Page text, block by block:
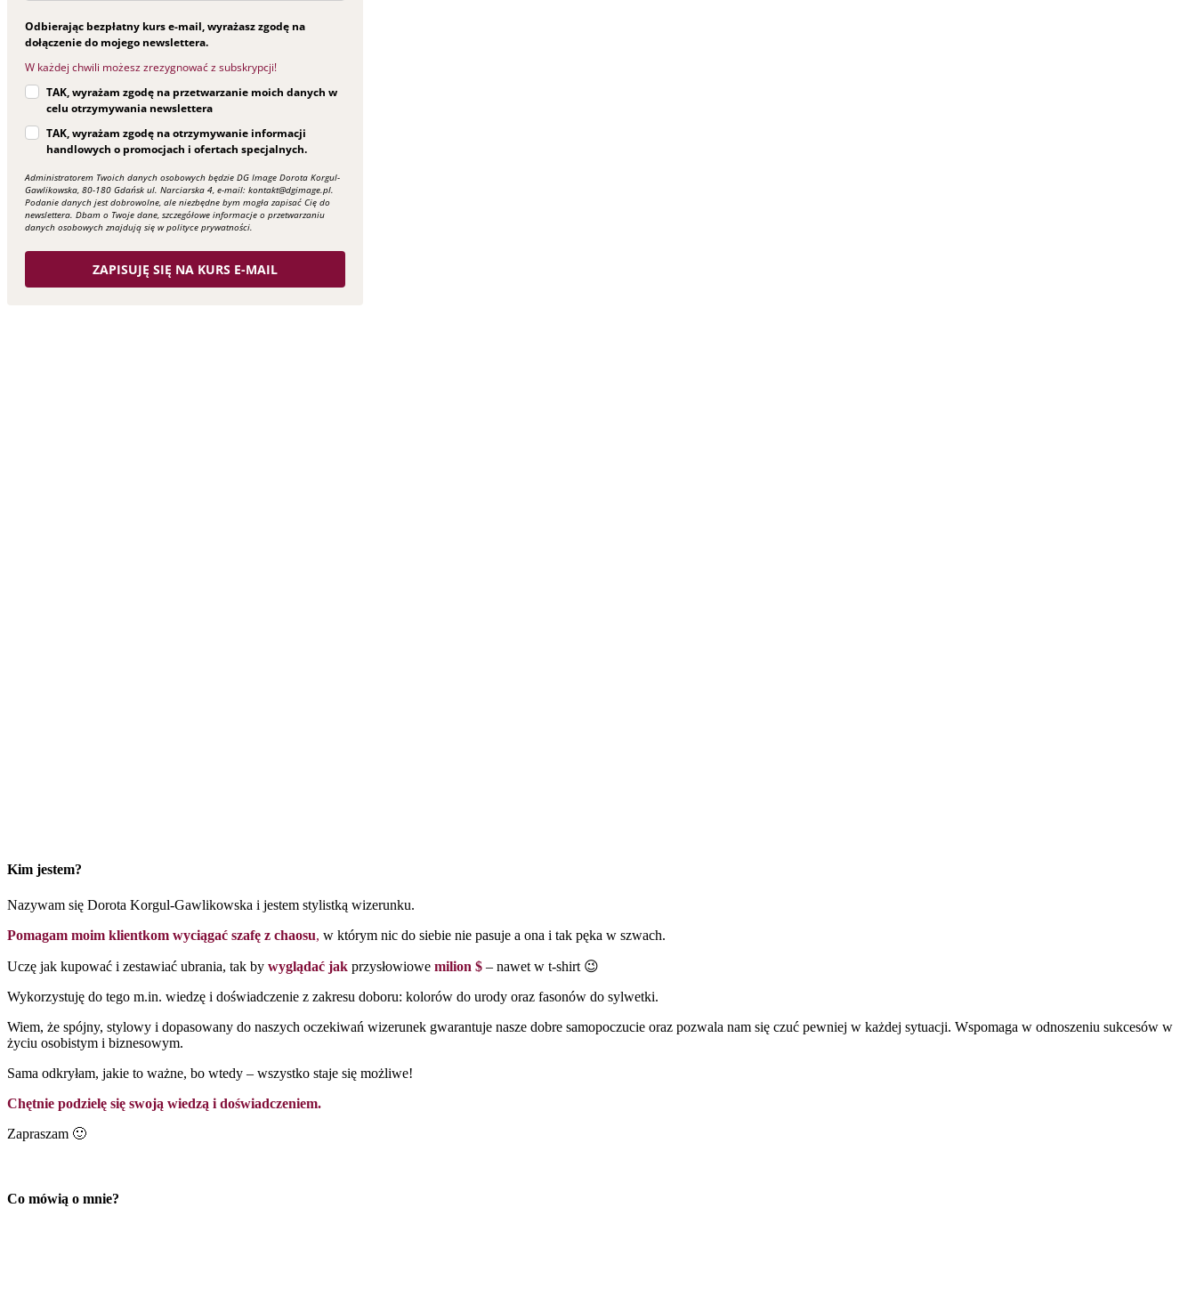
Odbierając bezpłatny kurs e-mail, wyrażasz zgodę na
dołączenie do mojego newslettera.
W każdej chwili możesz zrezygnować z subskrypcji!
TAK, wyrażam zgodę na przetwarzanie moich danych w
celu otrzymywania newslettera
TAK, wyrażam zgodę na otrzymywanie informacji
handlowych o promocjach i ofertach specjalnych.
Administratorem Twoich danych osobowych będzie DG Image Dorota Korgul-
Gawlikowska, 80-180 Gdańsk ul. Narciarska 4, e-mail: kontakt@dgimage.pl.
Podanie danych jest dobrowolne, ale niezbędne bym mogła zapisać Cię do
newslettera. Dbam o Twoje dane, szczegółowe informacje o przetwarzaniu
danych osobowych znajdują się w polityce prywatności.
ZAPISUJĘ SIĘ NA KURS E-MAIL
Kim jestem?
Nazywam się Dorota Korgul-Gawlikowska i jestem stylistką wizerunku.
Pomagam moim klientkom wyciągać szafę z chaosu, w którym nic do siebie nie pasuje a ona i tak pęka w szwach.
Uczę jak kupować i zestawiać ubrania, tak by wyglądać jak przysłowiowe milion $ – nawet w t-shirt 😉
Wykorzystuję do tego m.in. wiedzę i doświadczenie z zakresu doboru: kolorów do urody oraz fasonów do sylwetki.
Wiem, że spójny, stylowy i dopasowany do naszych oczekiwań wizerunek gwarantuje nasze dobre samopoczucie oraz pozwala nam się czuć pewniej w każdej sytuacji. Wspomaga w odnoszeniu sukcesów w
życiu osobistym i biznesowym.
Sama odkryłam, jakie to ważne, bo wtedy – wszystko staje się możliwe!
Chętnie podzielę się swoją wiedzą i doświadczeniem.
Zapraszam 🙂
Co mówią o mnie?